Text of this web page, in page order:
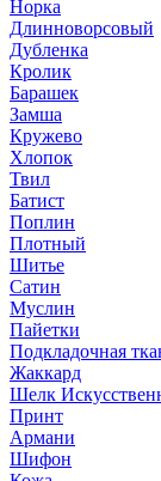
Норка
Длинноворсовый
Дубленка
Кролик
Барашек
Замша
Кружево
Хлопок
Твил
Батист
Поплин
Плотный
Шитье
Сатин
Муслин
Пайетки
Подкладочная
Жаккард
Шелк
Принт
Армани
Шифон